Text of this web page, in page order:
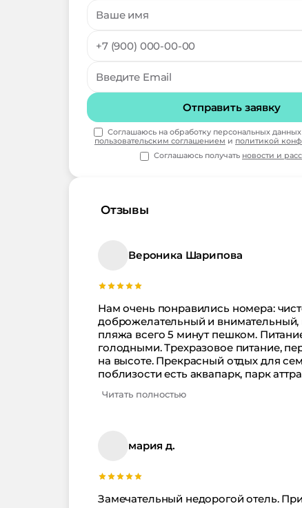
Отправить заявку
Соглашаюсь на обработку персональных данных
пользовательским соглашением и политикой
Соглашаюсь получать новости и
Отзывы
Вероника Шарипова
Нам очень понравились номера:
доброжелательный и внимательный,
пляжа всего 5 минут пешком.
голодными. Трехразовое питание,
на высоте. Прекрасный отдых для семей с детьми. Что
поблизости есть аквапарк, парк аттракционов и
танцами, играми с мячом,
Читать полностью
мария д.
Замечательный недорогой отель.